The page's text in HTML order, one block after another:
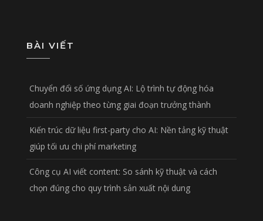
BÀI VIẾT
Chuyển đổi số ứng dụng AI: Lộ trình tự động hóa
doanh nghiệp theo từng giai đoạn trưởng thành
Kiến trúc dữ liệu first-party cho AI: Nền tảng kỹ thuật
giúp tối ưu chi phí marketing
Công cụ AI viết content: So sánh kỹ thuật và cách
chọn đúng cho quy trình sản xuất nội dung